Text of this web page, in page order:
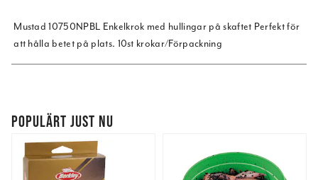
Mustad 10750NPBL Enkelkrok med hullingar på skaftet Perfekt för
att hålla betet på plats. 10st krokar/Förpackning
POPULÄRT JUST NU